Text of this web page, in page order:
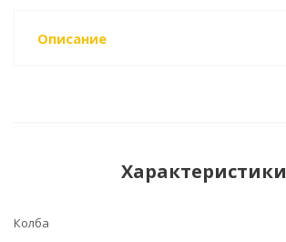
Описание
Характеристики
Колба